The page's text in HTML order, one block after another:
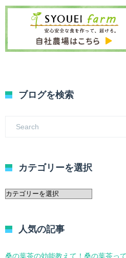
ブログを検索
カテゴリーを選択
カ
ー
選
人気の記事
桑の葉茶の効能教えて！桑の葉茶っ